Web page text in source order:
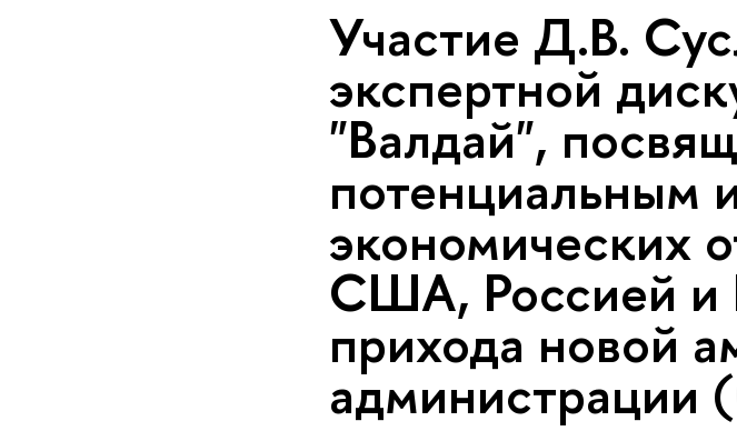
Участие Д.В.
экспертной
"Валдай",
потенциальным
экономических
США, Россией и
прихода новой
администрации